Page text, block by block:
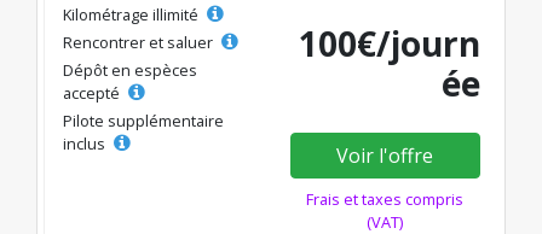
Kilométrage illimité
Rencontrer et saluer
Dépôt en espèces
accepté
Pilote supplémentaire
inclus
100€/journ
ée
Voir l'offre
Frais et taxes compris
(VAT)